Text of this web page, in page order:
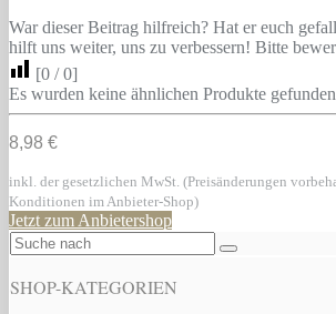
War dieser Beitrag hilfreich? Hat er euch
hilft uns weiter, uns zu verbessern! Bitte
[0 /0]
Es wurden keine ähnlichen Produkte
8,98 €
inkl. der gesetzlichen MwSt. (Preisänderungen
Konditionen im Anbieter-Shop)
Jetzt zum Anbietershop
SHOP-KATEGORIEN